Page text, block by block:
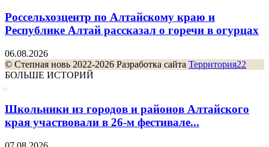
Россельхозцентр по Алтайскому краю и
Республике Алтай рассказал о горечи в огурцах
06.08.2026
© Степная новь 2022-2026 Разработка сайта Территория22
БОЛЬШЕ ИСТОРИЙ
Школьники из городов и районов Алтайского
края участвовали в 26-м фестивале...